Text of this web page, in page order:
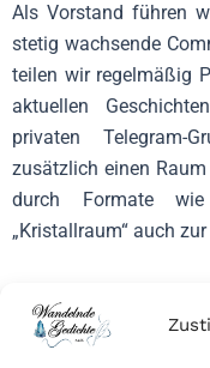
Als Vorstand führen
stetig wachsende
teilen wir regelmäßig
aktuellen
privaten Telegram-
zusätzlich einen
durch Formate
„Kristallraum“ auch